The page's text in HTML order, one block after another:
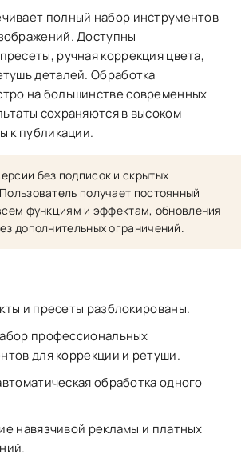
полный набор инструментов
Доступны
ручная коррекция цвета,
деталей. Обработка
на большинстве современных
сохраняются в высоком
к публикации.
без подписок и скрытых
получает постоянный
функциям и эффектам, обновления
дополнительных ограничений.
и пресеты разблокированы.
профессиональных
для коррекции и ретуши.
обработка одного
навязчивой рекламы и платных